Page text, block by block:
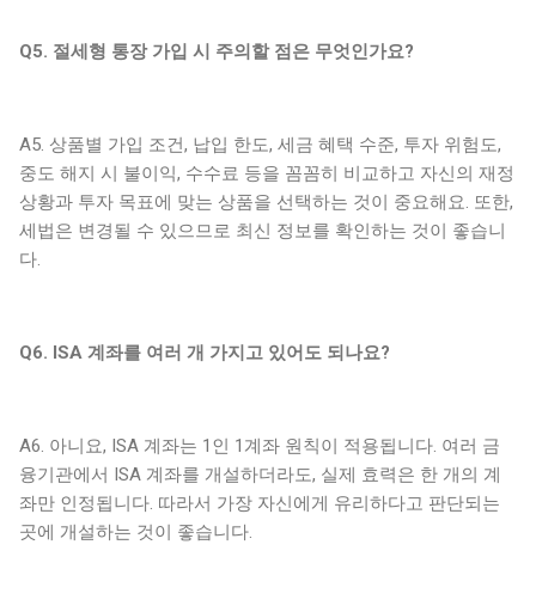
Q5. 절세형 통장 가입 시 주의할 점은 무엇인가요?
A5. 상품별 가입 조건, 납입 한도, 세금 혜택 수준, 투자 위험도,
중도 해지 시 불이익, 수수료 등을 꼼꼼히 비교하고 자신의 재정
상황과 투자 목표에 맞는 상품을 선택하는 것이 중요해요. 또한,
세법은 변경될 수 있으므로 최신 정보를 확인하는 것이 좋습니
다.
Q6. ISA 계좌를 여러 개 가지고 있어도 되나요?
A6. 아니요, ISA 계좌는 1인 1계좌 원칙이 적용됩니다. 여러 금
융기관에서 ISA 계좌를 개설하더라도, 실제 효력은 한 개의 계
좌만 인정됩니다. 따라서 가장 자신에게 유리하다고 판단되는
곳에 개설하는 것이 좋습니다.